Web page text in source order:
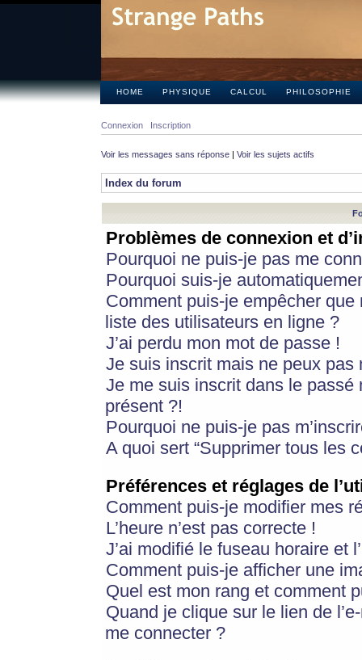
HOME PHYSIQUE CALCUL PHILOSOPHIE
Connexion Inscription
Voir les messages sans réponse | Voir les sujets actifs
Index du forum
Problèmes de connexion et
Pourquoi ne puis-je pas me
Pourquoi suis-je
Comment puis-je empêcher
liste des utilisateurs en ligne ?
J’ai perdu mon mot de passe !
Je suis inscrit mais ne peux pas
Je me suis inscrit dans le
présent ?!
Pourquoi ne puis-je pas
A quoi sert “Supprimer tous les
Préférences et réglages de
Comment puis-je modifier mes
L’heure n’est pas correcte !
J’ai modifié le fuseau horaire et
Comment puis-je afficher une
Quel est mon rang et comment
Quand je clique sur le lien de
me connecter ?